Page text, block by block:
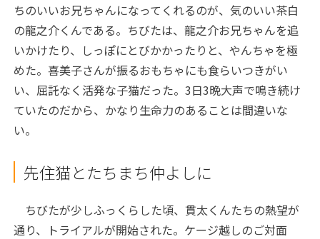
ちのいいお兄ちゃんになってくれるのが、気のいい茶白
の龍之介くんである。ちびたは、龍之介お兄ちゃんを追
いかけたり、しっぽにとびかかったりと、やんちゃを極
めた。喜美子さんが振るおもちゃにも食らいつきがい
い、屈託なく活発な子猫だった。3日3晩大声で鳴き続け
ていたのだから、かなり生命力のあることは間違いな
い。
先住猫とたちまち仲よしに
ちびたが少しふっくらした頃、貫太くんたちの熱望が
通り、トライアルが開始された。ケージ越しのご対面